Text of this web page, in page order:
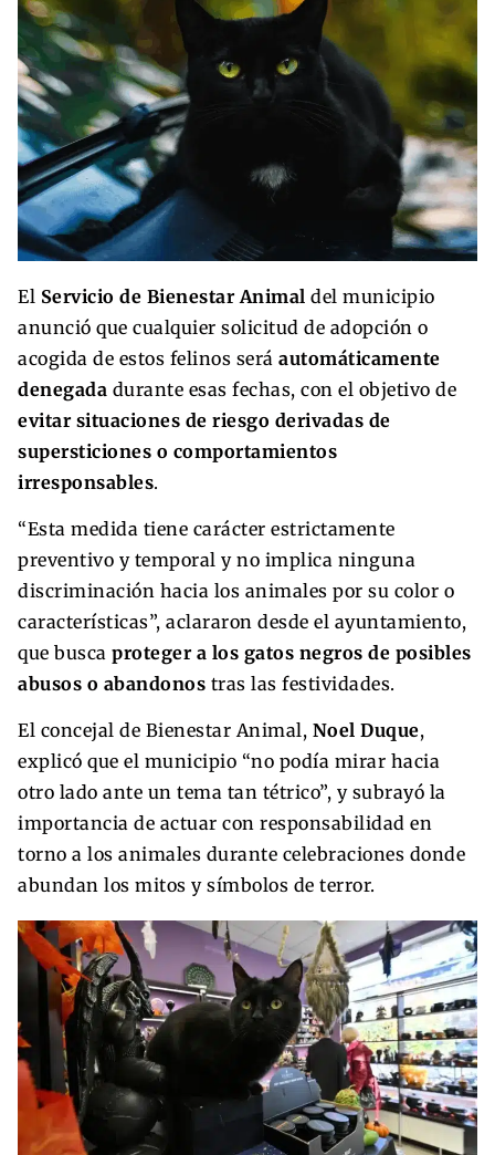
El Servicio de Bienestar Animal del municipio
anunció que cualquier solicitud de adopción o
acogida de estos felinos será automáticamente
denegada durante esas fechas, con el objetivo de
evitar situaciones de riesgo derivadas de
supersticiones o comportamientos
irresponsables.
“Esta medida tiene carácter estrictamente
preventivo y temporal y no implica ninguna
discriminación hacia los animales por su color o
características”, aclararon desde el ayuntamiento,
que busca proteger a los gatos negros de posibles
abusos o abandonos tras las festividades.
El concejal de Bienestar Animal, Noel Duque,
explicó que el municipio “no podía mirar hacia
otro lado ante un tema tan tétrico”, y subrayó la
importancia de actuar con responsabilidad en
torno a los animales durante celebraciones donde
abundan los mitos y símbolos de terror.